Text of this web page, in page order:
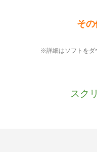
そ
※詳細はソフトをダ
スク